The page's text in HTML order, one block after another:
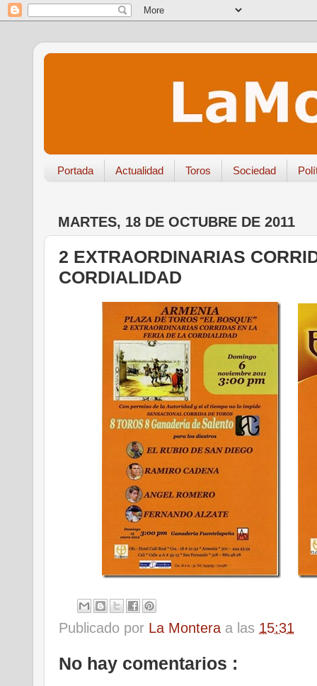
Portada Actualidad Toros Sociedad
MARTES, 18 DE OCTUBRE DE 2011
2 EXTRAORDINARIAS
CORDIALIDAD
Publicado por La Montera a las 15:31
No hay comentarios :